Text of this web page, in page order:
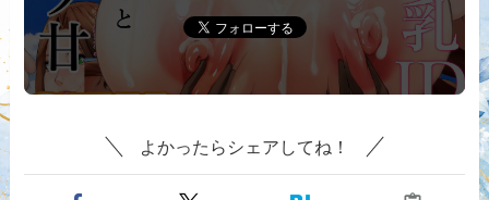
よかったらシェアしてね！